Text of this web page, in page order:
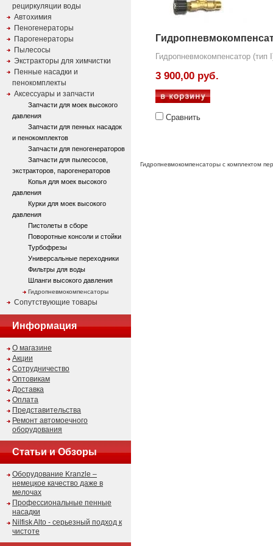
рециркуляции воды
Автохимия
Пеногенераторы
Парогенераторы
Пылесосы
Экстракторы для химчистки
Пенные насадки и
пенокомплекты
Аксессуары и запчасти
Запчасти для моек высокого
давления
Запчасти для пенных насадок
и пенокомплектов
Запчасти для пеногенераторов
Запчасти для пылесосов,
экстракторов, парогенераторов
Копья для моек высокого
давления
Курки для моек высокого
давления
Пистолеты в сборе
Поворотные консоли и стойки
Турбофрезы
Универсальные переходники
Фильтры для воды
Шланги высокого давления
Гидропневмокомпенсаторы
Сопутствующие товары
Информация
О магазине
Акции
Сотрудничество
Оптовикам
Доставка
Оплата
Представительства
Ремонт автомоечного
оборудования
Статьи и Обзоры
Оборудование Kranzle –
немецкое качество даже в
мелочах
Профессиональные пенные
насадки
Nilfisk Alto - серьезный подход к
чистоте
Гидропневмокомпенсатор (тип
3 900,00 руб.
Сравнить
Гидропневмокомпенсаторы с комплектом